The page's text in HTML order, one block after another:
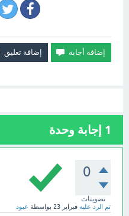
1 إجابة وحدة
0
تصويتات
تم الرد عليه فبراير 23 بواسطة عبود